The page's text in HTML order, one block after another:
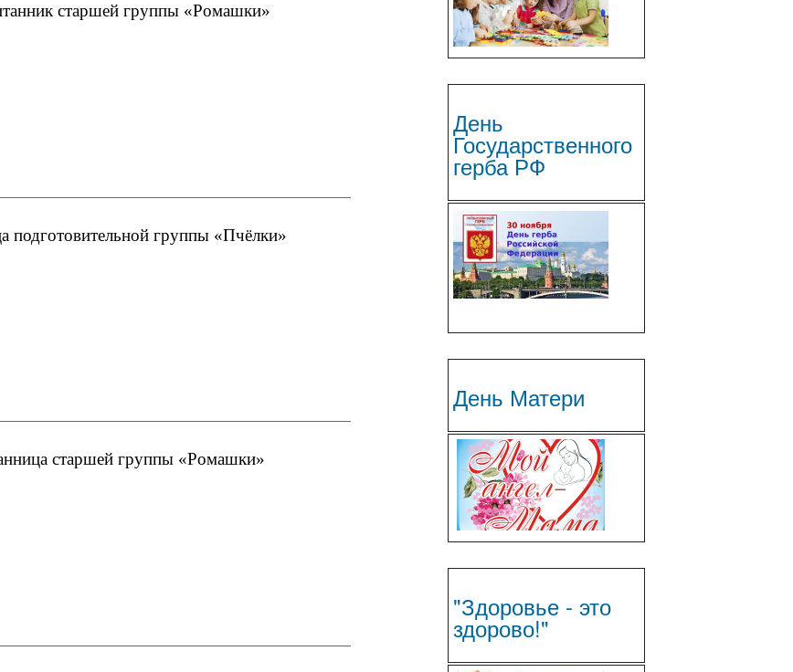
старшей группы «Ромашки»
подготовительной группы «Пчёлки»
старшей группы «Ромашки»
День
Государственного
герба РФ
День Матери
"Здоровье - это
здорово!"